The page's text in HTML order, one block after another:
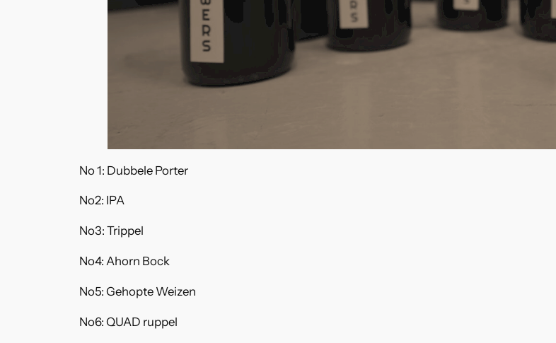
No 1: Dubbele Porter
No2: IPA
No3: Trippel
No4: Ahorn Bock
No5: Gehopte Weizen
No6: QUAD ruppel